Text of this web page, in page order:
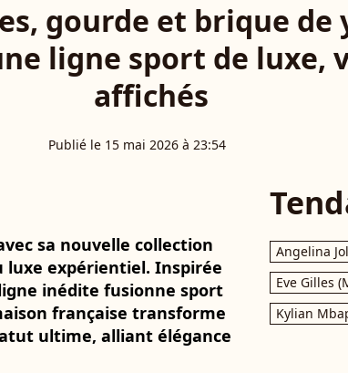
gourde et brique de
ligne sport de luxe,
affichés
Publié le 15 mai 2026 à 23:54
sa nouvelle collection
expérientiel. Inspirée
inédite fusionne sport
française transforme
ultime, alliant élégance
Angelina
Eve Gilles
Kylian